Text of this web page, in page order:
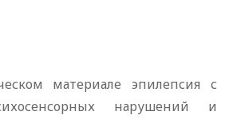
материале эпилепсия с
нарушений и